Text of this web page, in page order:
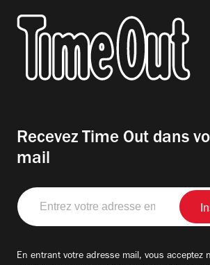
Recevez Time Out dans
mail
Entrez
votre
adresse
En entrant votre adresse mail, vous acceptez